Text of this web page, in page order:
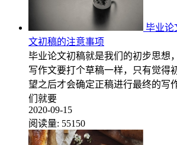
毕业论
文初稿的注意事项
毕业论文初稿就是我们的初步思想
写作文要打个草稿一样，只有觉得
望之后才会确定正稿进行最终的写
们就要
2020-09-15
阅读量: 55150